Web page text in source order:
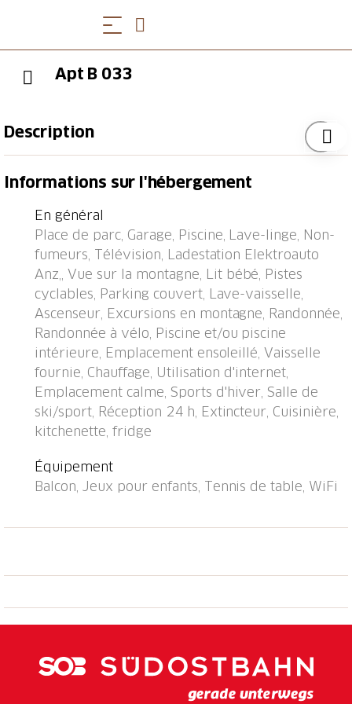
Apt B 033
Description
du niveau de la mer. Dans le haut de la station de
tranquille, ensoleillée sur un versant, à 700 m du
domaine skiable. En commun: piscine couverte (24
m2, profondeur 170 cm). Espace de jeux pour les
enfants. Infrastructures de la Maison: réception, salon,
ping-pong, ascenseur, local pour les skis, chauffage
central, lave-linge, sèche-linge (en commun, en sus).
(en sus). Accès en voiture jusqu'à la maison (route de
montagne). Garage en commun. Dimension: hauteur
195 cm. Borne de recharge électrique. Magasins,
supermarché, restaurant 700 m, arrêt de bus
"Disentis/Mustér, Pendicularas" 500 m, gare
ferroviaire "Disentis" 2 km. Téléphérique, téléski,
remontées mécaniques, pistes de ski 700 m. Arrêt du
ski-bus 50 m, école de ski 500 m, ski de fond 1.5 km,
jeux pour enfants 1 km. Les domaines skiables de
dans cette maison de vacances. Toutes les
téléphérique sont atteignables ski aux pieds.
L'internet (ADSL/WIFI) est dans tous les
appartements (gratuit). Gratuit : 1 place de parking au
Informations sur l'hébergement
En général
Place de parc, Garage, Piscine, Lave-linge, Non-
fumeurs, Télévision, Ladestation Elektroauto
Anz,, Vue sur la montagne, Lit bébé, Pistes
cyclables, Parking couvert, Lave-vaisselle,
Ascenseur, Excursions en montagne, Randonnée,
Randonnée à vélo, Piscine et/ou piscine
intérieure, Emplacement ensoleillé, Vaisselle
fournie, Chauffage, Utilisation d'internet,
Emplacement calme, Sports d'hiver, Salle de
ski/sport, Réception 24 h, Extincteur, Cuisinière,
kitchenette, fridge
Équipement
Balcon, Jeux pour enfants, Tennis de table, WiFi